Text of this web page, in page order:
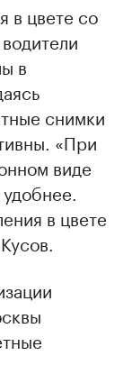
в цвете со
в
снимки
«При
виде
в цвете